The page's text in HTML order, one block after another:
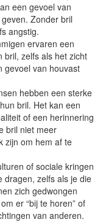
een gevoel van
Zonder bril
angstig.
ervaren een
bril, zelfs als het zicht
gevoel van houvast
hebben een sterke
bril. Het kan een
of een herinnering
bril niet meer
zijn om hem af te
of sociale kringen
dragen, zelfs als je die
zich gedwongen
er “bij te horen” of
van anderen.